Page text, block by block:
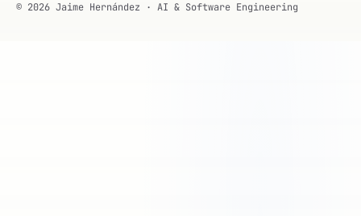
© 2026 Jaime Hernández · AI & Software Engineering